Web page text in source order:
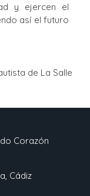
y ejercen el
así el futuro
de La Salle
Corazón
Cádiz